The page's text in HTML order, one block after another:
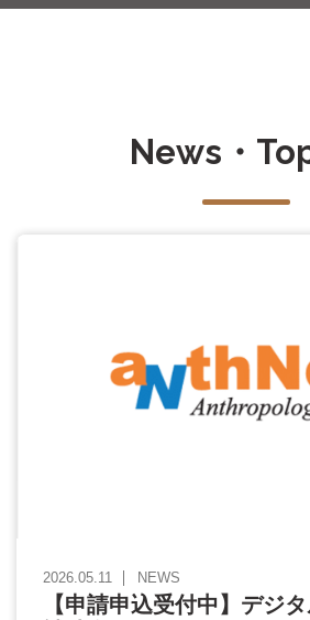
【申請申込受付中】デジタ
補助金2026